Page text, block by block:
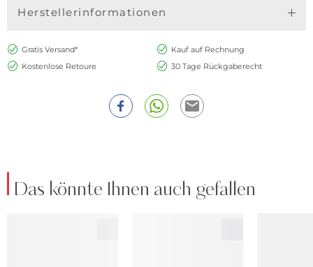
Herstellerinformationen
Gratis Versand*
Kauf auf Rechnung
Kostenlose Retoure
30 Tage Rückgaberecht
Das könnte Ihnen auch gefallen